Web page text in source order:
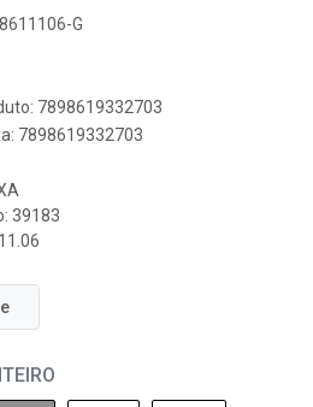
G
7898619332703
7898619332703
39183